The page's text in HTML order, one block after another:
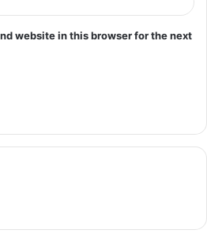
website in this browser for the next